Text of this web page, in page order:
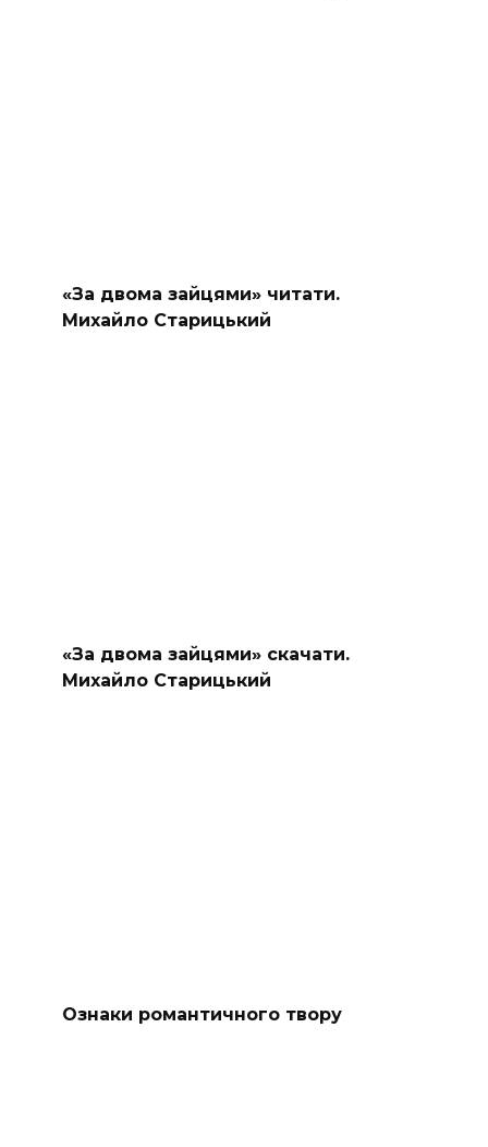
«За двома зайцями» читати.
Михайло Старицький
«За двома зайцями» скачати.
Михайло Старицький
Ознаки романтичного твору